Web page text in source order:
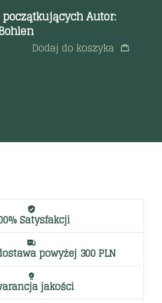
Autor:
Dodaj do koszyka
Satysfakcji
powyżej 300 PLN
jakości